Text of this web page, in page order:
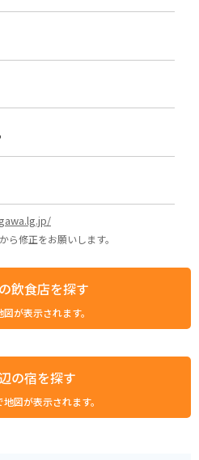
から修正をお願いします。
飲食店を探す
が表示されます。
の宿を探す
図が表示されます。